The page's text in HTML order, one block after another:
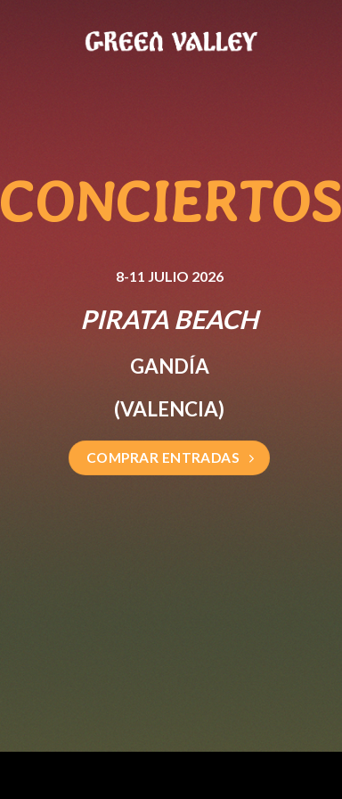
CONCIERTOS
8-11 JULIO 2026
PIRATA BEACH
GANDÍA
(VALENCIA)
COMPRAR ENTRADAS